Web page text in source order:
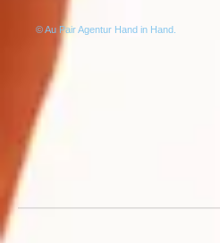
© Au Pair Agentur Hand in Hand